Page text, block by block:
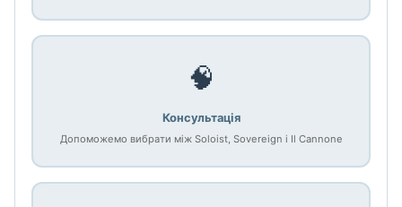
🧠
Консультація
Допоможемо вибрати між Soloist, Sovereign і Il Cannone